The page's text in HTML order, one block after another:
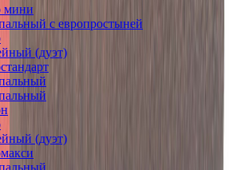
мини
с европростыней
(дуэт)
(дуэт)